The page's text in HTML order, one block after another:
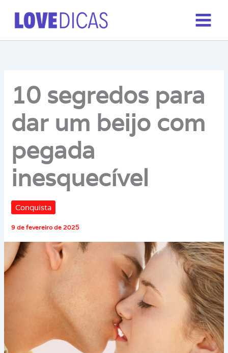
para
10 segredos para
dar um beijo com
pegada
inesquecível
Conquista
9 de fevereiro de 2025